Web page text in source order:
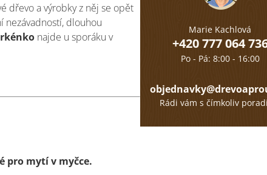
dřevo a výrobky z něj se opět
nezávadností, dlouhou
najde u sporáku v
pro mytí v myčce.
Marie Kachlová
+420 777 064
Po - Pá: 8:00 - 16:00
Rádi vám s čímkoliv